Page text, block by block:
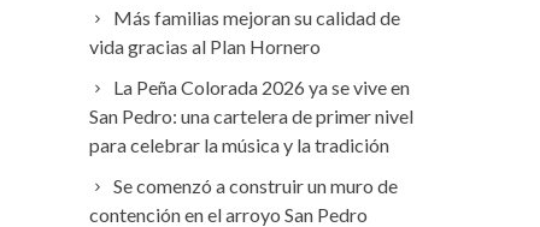
Más familias mejoran su calidad de
vida gracias al Plan Hornero
La Peña Colorada 2026 ya se vive en
San Pedro: una cartelera de primer nivel
para celebrar la música y la tradición
Se comenzó a construir un muro de
contención en el arroyo San Pedro